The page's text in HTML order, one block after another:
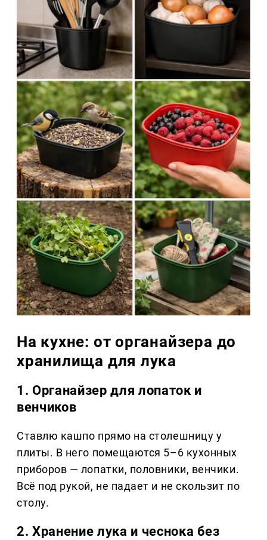
На кухне: от органайзера до
хранилища для лука
1. Органайзер для лопаток и
венчиков
Ставлю кашпо прямо на столешницу у
плиты. В него помещаются 5–6 кухонных
приборов — лопатки, половники, венчики.
Всё под рукой, не падает и не скользит по
столу.
2. Хранение лука и чеснока без